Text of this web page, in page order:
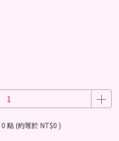
0 點 (約等於 NT$0 )